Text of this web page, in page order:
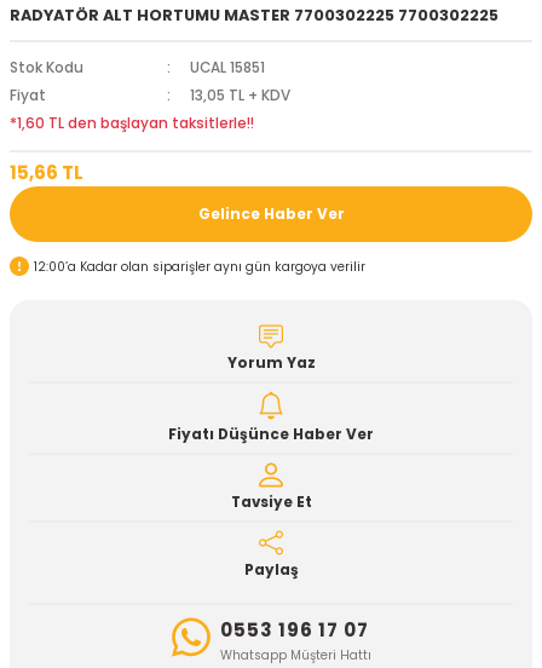
RADYATÖR ALT HORTUMU MASTER 7700302225 7700302225
Stok Kodu
UCAL 15851
Fiyat
13,05 TL + KDV
*1,60 TL den başlayan taksitlerle!!
15,66 TL
Gelince Haber Ver
12:00’a Kadar olan siparişler aynı gün kargoya verilir
Yorum Yaz
Fiyatı Düşünce Haber Ver
Tavsiye Et
Paylaş
0553 196 17 07
Whatsapp Müşteri Hattı